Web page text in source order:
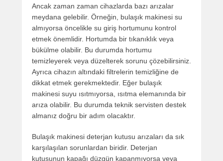
Ancak zaman zaman cihazlarda bazı arızalar
meydana gelebilir. Örneğin, bulaşık makinesi su
almıyorsa öncelikle su giriş hortumunu kontrol
etmek önemlidir. Hortumda bir tıkanıklık veya
bükülme olabilir. Bu durumda hortumu
temizleyerek veya düzelterek sorunu çözebilirsiniz.
Ayrıca cihazın altındaki filtrelerin temizliğine de
dikkat etmek gerekmektedir. Eğer bulaşık
makinesi suyu ısıtmıyorsa, ısıtma elemanında bir
arıza olabilir. Bu durumda teknik servisten destek
almanız doğru bir adım olacaktır.
Bulaşık makinesi deterjan kutusu arızaları da sık
karşılaşılan sorunlardan biridir. Deterjan
kutusunun kapağı düzgün kapanmıyorsa veya